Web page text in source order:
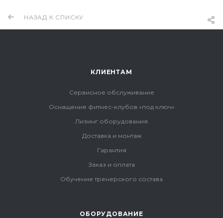
НАЗАД К СПИСКУ
КЛИЕНТАМ
Сервисное обслуживание
Оснащение фитнес-клубов «под ключ»
Лизинг оборудования
Доставка и монтаж
Гарантия
Заказ и оплата
Обучение тренерского состава
ОБОРУДОВАНИЕ